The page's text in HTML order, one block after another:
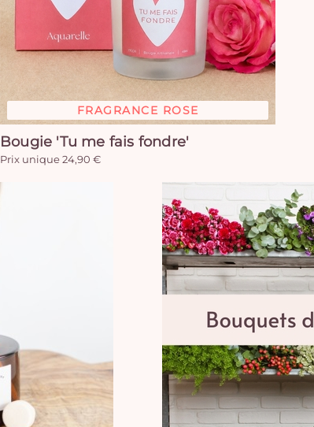
FRAGRANCE ROSE
Bougie 'Tu me fais fondre'
Prix unique 24,90 €